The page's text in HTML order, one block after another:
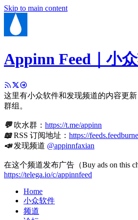
Skip to main content
Appinn Feed｜小
这里有小众软件和发现频道的内容更
群组。
💬吹水群： https://t.me/appinn
📖RSS 订阅地址： https://
📣发现频道 @appinnfaxian
在这个频道发布广告（Buy ads on this
https://telega.io/c/appinnfeed
Home
小众软件
频道